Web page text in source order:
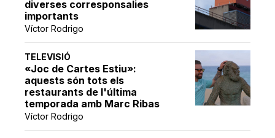
diverses corresponsalies
importants
Víctor Rodrigo
TELEVISIÓ
«Joc de Cartes Estiu»:
aquests són tots els
restaurants de l'última
temporada amb Marc Ribas
Víctor Rodrigo